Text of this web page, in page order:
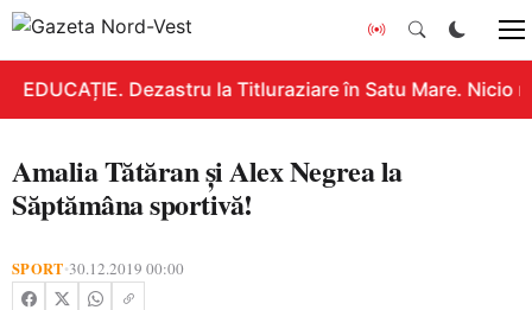
EDUCAȚIE. Dezastru la Titluraziare în Satu Mare. Nicio
Amalia Tătăran și Alex Negrea la
Săptămâna sportivă!
SPORT•30.12.2019 00:00